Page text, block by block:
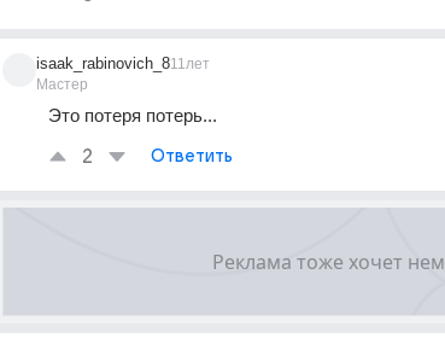
isaak_rabinovich_8
Мастер
11лет
Это потеря потерь...
2 Ответить